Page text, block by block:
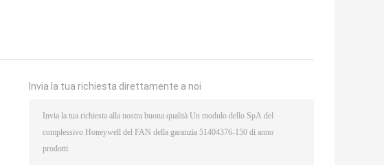
Invia la tua richiesta direttamente a noi